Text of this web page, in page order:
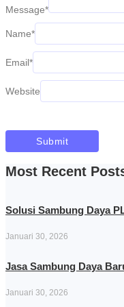
Message*
Name*
Email*
Website
Most Recent
Solusi Sambung Daya
Januari 30, 2026
Jasa Sambung Daya
Januari 30, 2026